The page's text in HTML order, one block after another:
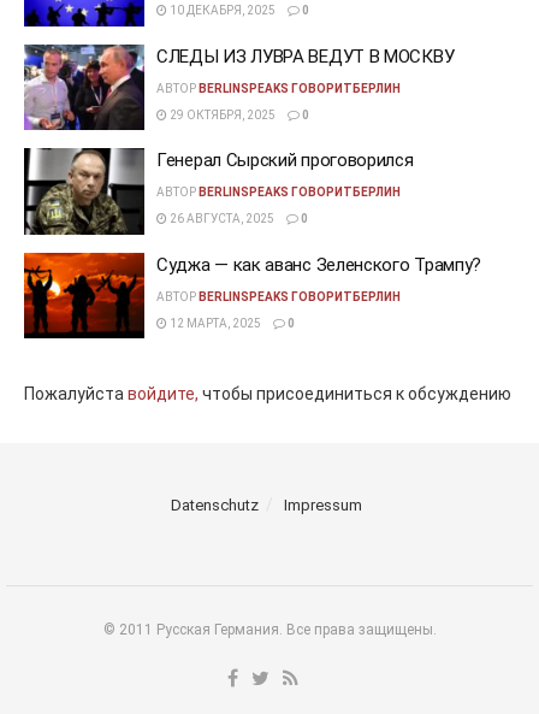
10 ДЕКАБРЯ, 2025
0
СЛЕДЫ ИЗ ЛУВРА ВЕДУТ В МОСКВУ
АВТОР BERLINSPEAKS ГОВОРИТБЕРЛИН
29 ОКТЯБРЯ, 2025
0
Генерал Сырский проговорился
АВТОР BERLINSPEAKS ГОВОРИТБЕРЛИН
26 АВГУСТА, 2025
0
Суджа — как аванс Зеленского Трампу?
АВТОР BERLINSPEAKS ГОВОРИТБЕРЛИН
12 МАРТА, 2025
0
Пожалуйставойдите, чтобы присоединиться к обсуждению
Datenschutz Impressum
© 2011 Русская Германия. Все права защищены.